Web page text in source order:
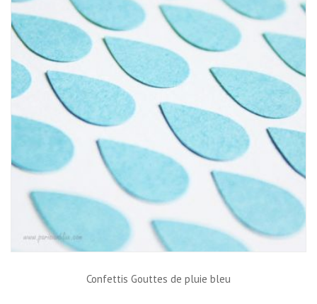
Confettis Gouttes de pluie bleu